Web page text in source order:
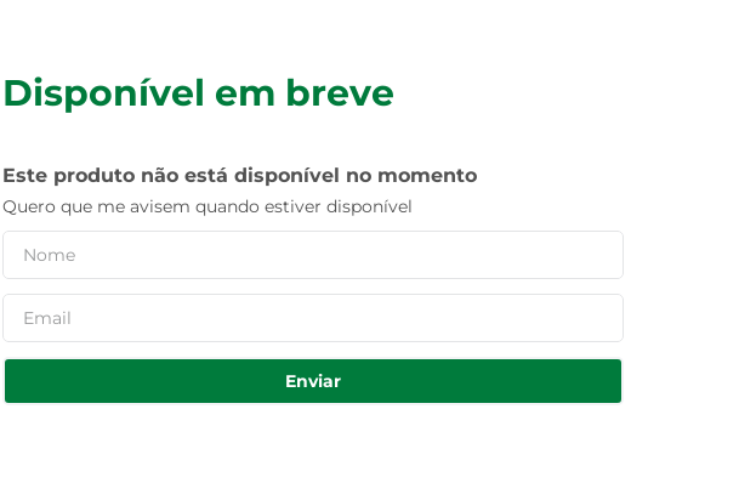
Disponível em breve
Este produto não está disponível no momento
Quero que me avisem quando estiver disponível
Enviar